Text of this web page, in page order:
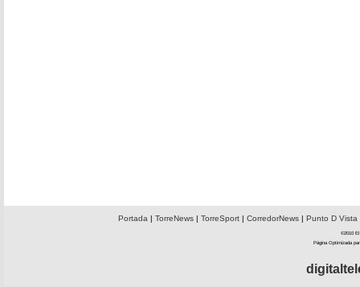
Portada | TorreNews| TorreSport| CorredorNews| Punto D Vista
©2010 El
Página Optimizada